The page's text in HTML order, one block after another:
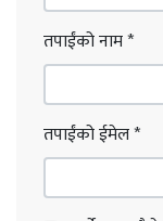
तपाईंको नाम*
तपाईंको ईमेल*